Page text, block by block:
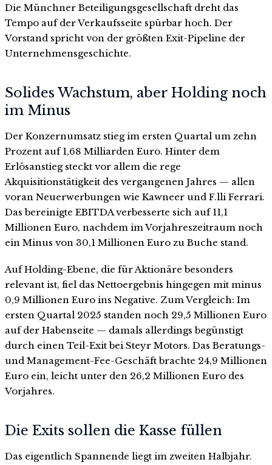
Die Münchner Beteiligungsgesellschaft dreht das
Tempo auf der Verkaufsseite spürbar hoch. Der
Vorstand spricht von der größten Exit-Pipeline der
Unternehmensgeschichte.
Solides Wachstum, aber Holding noch
im Minus
Der Konzernumsatz stieg im ersten Quartal um zehn
Prozent auf 1,68 Milliarden Euro. Hinter dem
Erlösanstieg steckt vor allem die rege
Akquisitionstätigkeit des vergangenen Jahres — allen
voran Neuerwerbungen wie Kawneer und F.lli Ferrari.
Das bereinigte EBITDA verbesserte sich auf 11,1
Millionen Euro, nachdem im Vorjahreszeitraum noch
ein Minus von 30,1 Millionen Euro zu Buche stand.
Auf Holding-Ebene, die für Aktionäre besonders
relevant ist, fiel das Nettoergebnis hingegen mit minus
0,9 Millionen Euro ins Negative. Zum Vergleich: Im
ersten Quartal 2025 standen noch 29,5 Millionen Euro
auf der Habenseite — damals allerdings begünstigt
durch einen Teil-Exit bei Steyr Motors. Das Beratungs-
und Management-Fee-Geschäft brachte 24,9 Millionen
Euro ein, leicht unter den 26,2 Millionen Euro des
Vorjahres.
Die Exits sollen die Kasse füllen
Das eigentlich Spannende liegt im zweiten Halbjahr.